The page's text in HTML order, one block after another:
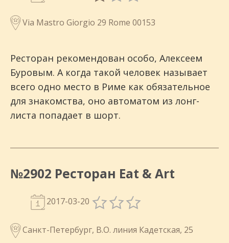
Via Mastro Giorgio 29 Rome 00153
Ресторан рекомендован особо, Алексеем
Буровым. А когда такой человек называет
всего одно место в Риме как обязательное
для знакомства, оно автоматом из лонг-
листа попадает в шорт.
№2902 Ресторан Eat & Art
2017-03-20
Санкт-Петербург, В.О. линия Кадетская, 25